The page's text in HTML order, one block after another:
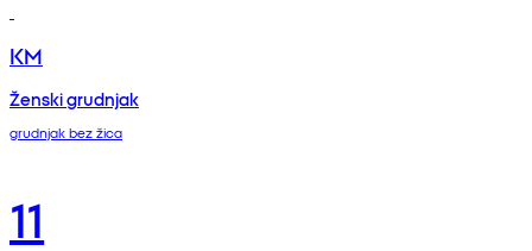
KM
Ženski grudnjak
grudnjak bez žica
11